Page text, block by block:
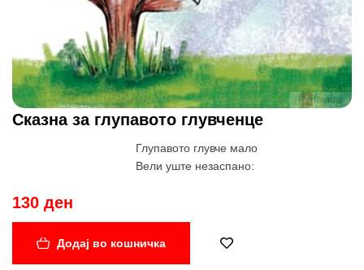
Сказна за глупавото глувченце
Глупавото глувче мало
Вели уште незаспано:
И многу е силен тој!
130 ден
Додај во кошничка